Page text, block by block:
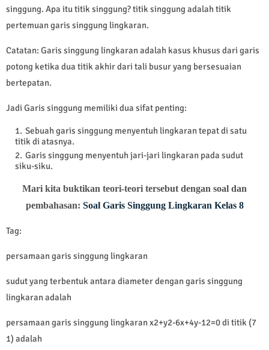
singgung. Apa itu titik singgung? titik singgung adalah titik
pertemuan garis singgung lingkaran.
Catatan: Garis singgung lingkaran adalah kasus khusus dari garis
potong ketika dua titik akhir dari tali busur yang bersesuaian
bertepatan.
Jadi Garis singgung memiliki dua sifat penting:
Sebuah garis singgung menyentuh lingkaran tepat di satu
titik di atasnya.
Garis singgung menyentuh jari-jari lingkaran pada sudut
siku-siku.
Mari kita buktikan teori-teori tersebut dengan soal dan
pembahasan: Soal Garis Singgung Lingkaran Kelas 8
Tag:
persamaan garis singgung lingkaran
sudut yang terbentuk antara diameter dengan garis singgung
lingkaran adalah
persamaan garis singgung lingkaran x2+y2-6x+4y-12=0 di titik (7
1) adalah